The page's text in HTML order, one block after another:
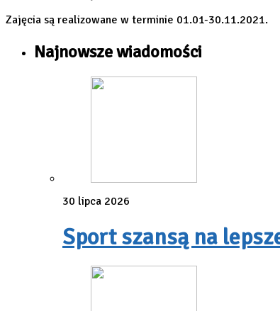
Zajęcia są realizowane w terminie 01.01-30.11.2021.
Najnowsze wiadomości
30 lipca 2026
Sport szansą na